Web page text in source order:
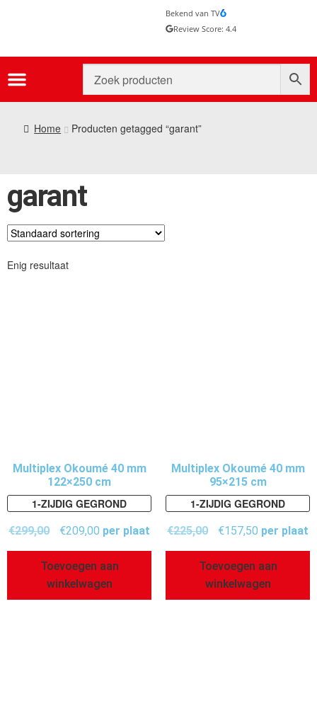
Bekend van TV
Review Score: 4.4
Home Producten getagged “garant”
garant
Enig resultaat
Multiplex Okoumé 40 mm
122×250 cm
1-ZIJDIG GEGROND
€299,00 €209,00 per plaat
Toevoegen aan
winkelwagen
Multiplex Okoumé 40 mm
95×215 cm
1-ZIJDIG GEGROND
€225,00 €157,50 per plaat
Toevoegen aan
winkelwagen